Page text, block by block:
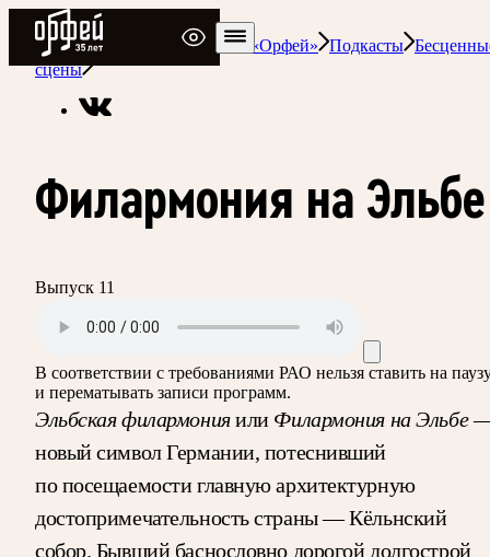
Радио Орфей
Радио классической музыки «Орфей»
Подкасты
сцены
Филармония на Эльбе
Выпуск 11
В соответствии с требованиями РАО нельзя ставить на
и перематывать записи программ.
Эльбская филармонияили Филармония на Эльбе
новый символ Германии, потеснивший
по посещаемости главную архитектурную
достопримечательность страны — Кёльнский
собор. Бывший баснословно дорогой долгострой